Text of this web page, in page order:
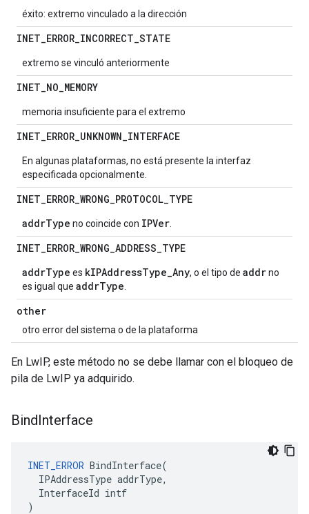
éxito: extremo vinculado a la dirección
INET_ERROR_INCORRECT_STATE
extremo se vinculó anteriormente
INET_NO_MEMORY
memoria insuficiente para el extremo
INET_ERROR_UNKNOWN_INTERFACE
En algunas plataformas, no está presente la interfaz
especificada opcionalmente.
INET_ERROR_WRONG_PROTOCOL_TYPE
addrType no coincide con IPVer
INET_ERROR_WRONG_ADDRESS_TYPE
addrType es kIPAddressType_Any, o el tipo de addrno
es igual que addrType
other
otro error del sistema o de la plataforma
En LwIP, este método no se debe llamar con el bloqueo de
pila de LwIP ya adquirido.
BindInterface
INET_ERROR BindInterface(
IPAddressType addrType,
InterfaceId intf
)